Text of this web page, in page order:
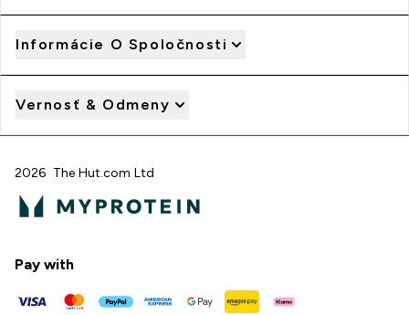
Informácie O Spoločnosti
Vernosť & Odmeny
2026 The Hut.com Ltd
Pay with